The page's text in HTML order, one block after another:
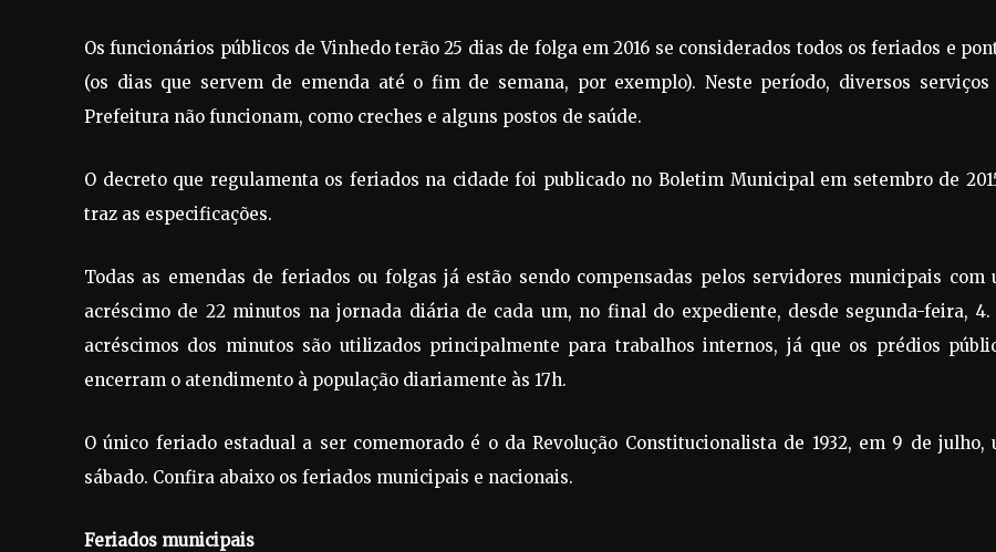
Os funcionários públicos de Vinhedo terão 25 dias de folga em 2016 se considerados todos os feriados e
(os dias que servem de emenda até o fim de semana, por exemplo). Neste período, diversos serviços
Prefeitura não funcionam, como creches e alguns postos de saúde.
O decreto que regulamenta os feriados na cidade foi publicado no Boletim Municipal em setembro de
traz as especificações.
Todas as emendas de feriados ou folgas já estão sendo compensadas pelos servidores municipais com
acréscimo de 22 minutos na jornada diária de cada um, no final do expediente, desde segunda-feira, 4.
acréscimos dos minutos são utilizados principalmente para trabalhos internos, já que os prédios
encerram o atendimento à população diariamente às 17h.
O único feriado estadual a ser comemorado é o da Revolução Constitucionalista de 1932, em 9 de julho,
sábado. Confira abaixo os feriados municipais e nacionais.
Feriados municipais